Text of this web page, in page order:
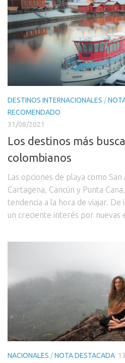
DESTINOS INTERNACIONALES /
RECOMENDADO
31/08/2021
Los destinos más
colombianos
Las opciones de playa como
Cartagena, Cancún y Punta
tendencia a la hora de viajar. De
un creciente interés por nuevas
NACIONALES /NOTA DESTACADA